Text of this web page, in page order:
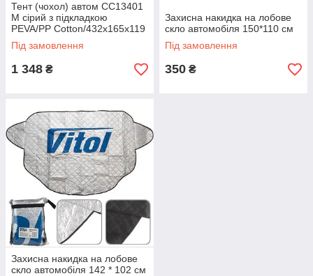
Тент (чохол) автом CC13401
M сірий з підкладкою
PEVA/PP Cotton/432х165х119
к.з.
Під замовлення
1 348 ₴
Захисна накидка на лобове
скло автомобіля 150*110 см
Під замовлення
350 ₴
Захисна накидка на лобове
скло автомобіля 142 * 102 см